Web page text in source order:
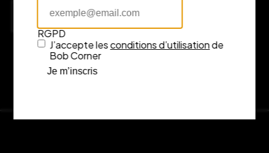
Consulter l’itinéraire sur Google Maps
RGPD
J’accepte lesconditions d’utilisationde
Bob Corner
Je m’inscris